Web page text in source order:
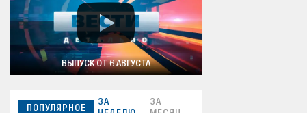
ВЫПУСК ОТ 6 АВГУСТА
ПОПУЛЯРНОЕ
ЗА
ЗА